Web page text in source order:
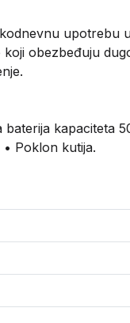
upotrebu
obezbeđuju
kapaciteta
Poklon kutija.